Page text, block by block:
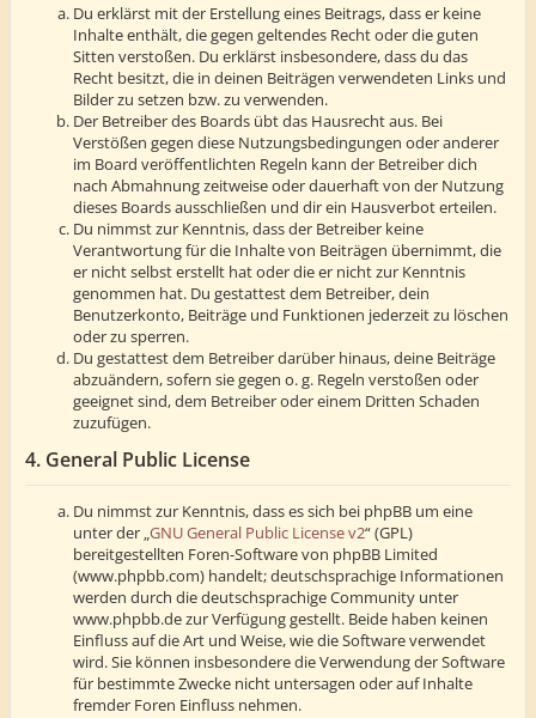
Du erklärst mit der Erstellung eines Beitrags, dass er keine
Inhalte enthält, die gegen geltendes Recht oder die guten
Sitten verstoßen. Du erklärst insbesondere, dass du das
Recht besitzt, die in deinen Beiträgen verwendeten Links und
Bilder zu setzen bzw. zu verwenden.
Der Betreiber des Boards übt das Hausrecht aus. Bei
Verstößen gegen diese Nutzungsbedingungen oder anderer
im Board veröffentlichten Regeln kann der Betreiber dich
nach Abmahnung zeitweise oder dauerhaft von der Nutzung
dieses Boards ausschließen und dir ein Hausverbot erteilen.
Du nimmst zur Kenntnis, dass der Betreiber keine
Verantwortung für die Inhalte von Beiträgen übernimmt, die
er nicht selbst erstellt hat oder die er nicht zur Kenntnis
genommen hat. Du gestattest dem Betreiber, dein
Benutzerkonto, Beiträge und Funktionen jederzeit zu löschen
oder zu sperren.
Du gestattest dem Betreiber darüber hinaus, deine Beiträge
abzuändern, sofern sie gegen o. g. Regeln verstoßen oder
geeignet sind, dem Betreiber oder einem Dritten Schaden
zuzufügen.
4. General Public License
Du nimmst zur Kenntnis, dass es sich bei phpBB um eine
unter der „GNU General Public License v2“ (GPL)
bereitgestellten Foren-Software von phpBB Limited
(www.phpbb.com) handelt; deutschsprachige Informationen
werden durch die deutschsprachige Community unter
www.phpbb.de zur Verfügung gestellt. Beide haben keinen
Einfluss auf die Art und Weise, wie die Software verwendet
wird. Sie können insbesondere die Verwendung der Software
für bestimmte Zwecke nicht untersagen oder auf Inhalte
fremder Foren Einfluss nehmen.